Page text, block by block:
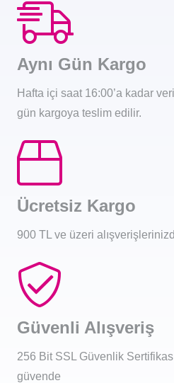
Aynı Gün Kargo
Hafta içi saat 16:00’a kadar
gün kargoya teslim edilir.
Ücretsiz Kargo
900 TL ve üzeri
Güvenli Alışveriş
256 Bit SSL Güvenlik
güvende